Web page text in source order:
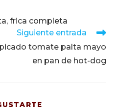
frica completa
Siguiente entrada
tomate palta mayo
en pan de hot-dog